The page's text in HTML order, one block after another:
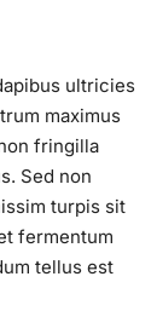
ultricies
maximus
fringilla
Sed non
turpis sit
fermentum
tellus est